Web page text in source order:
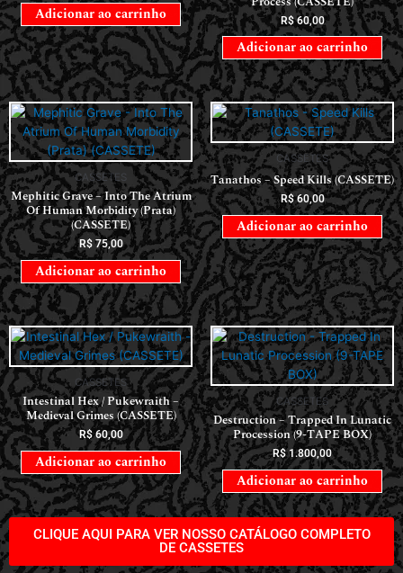
Adicionar ao carrinho R$60,00
Adicionar ao carrinho
CASSETES
Mephitic Grave – Into The Atrium
Of Human Morbidity (Prata)
(CASSETE)
R$75,00
Adicionar ao carrinho
CASSETES
Tanathos – Speed Kills (CASSETE)
R$60,00
Adicionar ao carrinho
CASSETES
Intestinal Hex / Pukewraith –
Medieval Grimes (CASSETE)
R$60,00
Adicionar ao carrinho
CASSETES
Destruction – Trapped In Lunatic
Procession (9-TAPE BOX)
R$1.800,00
Adicionar ao carrinho
CLIQUE AQUI PARA VER NOSSO CATÁLOGO COMPLETO
DE CASSETES